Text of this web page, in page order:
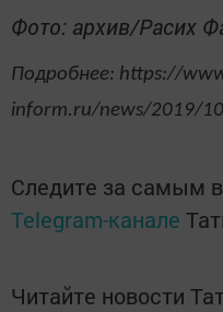
Фото: архив/Расих
Подробнее: https://
inform.ru/news/2019/
Следите за самым
Telegram-канале
Читайте новости